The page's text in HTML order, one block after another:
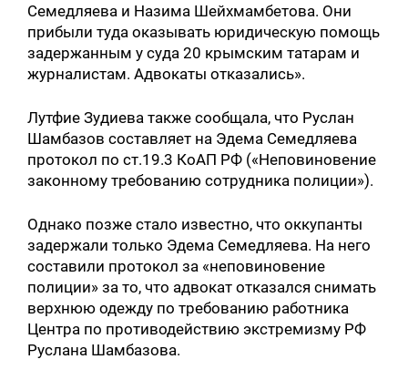
Семедляева и Назима Шейхмамбетова. Они
прибыли туда оказывать юридическую помощь
задержанным у суда 20 крымским татарам и
журналистам. Адвокаты отказались».
Лутфие Зудиева также сообщала, что Руслан
Шамбазов составляет на Эдема Семедляева
протокол по ст.19.3 КоАП РФ («Неповиновение
законному требованию сотрудника полиции»).
Однако позже стало известно, что оккупанты
задержали только Эдема Семедляева. На него
составили протокол за «неповиновение
полиции» за то, что адвокат отказался снимать
верхнюю одежду по требованию работника
Центра по противодействию экстремизму РФ
Руслана Шамбазова.